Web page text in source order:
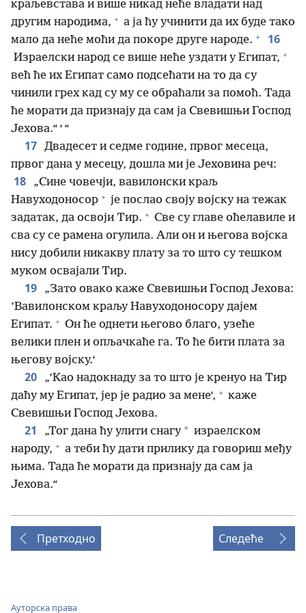
краљевстава и више никад неће владати над
другим народима, + а ја ћу учинити да их буде тако
мало да неће моћи да покоре друге народе. + 16
Израелски народ се више неће уздати у Египат, +
већ ће их Египат само подсећати на то да су
чинили грех кад су му се обраћали за помоћ. Тада
ће морати да признају да сам ја Свевишњи Господ
Јехова.“ ‘ “
17 Двадесет и седме године, првог месеца,
првог дана у месецу, дошла ми је Јеховина реч:
18
„Сине човечји, вавилонски краљ
Навуходоносор + је послао своју војску на тежак
задатак, да освоји Тир. + Све су главе оћелавиле и
сва су се рамена огулила. Али он и његова војска
нису добили никакву плату за то што су тешком
муком освајали Тир.
19
„Зато овако каже Свевишњи Господ Јехова:
’Вавилонском краљу Навуходоносору дајем
Египат. + Он ће однети његово благо, узеће
велики плен и опљачкаће га. То ће бити плата за
његову војску.‘
20
„’Као надокнаду за то што је кренуо на Тир
даћу му Египат, јер је радио за мене‘, + каже
Свевишњи Господ Јехова.
21 „Тог дана ћу улити снагу * израелском
народу, + а теби ћу дати прилику да говориш међу
њима. Тада ће морати да признају да сам ја
Јехова.“
Претходно Следеће
Ауторска права